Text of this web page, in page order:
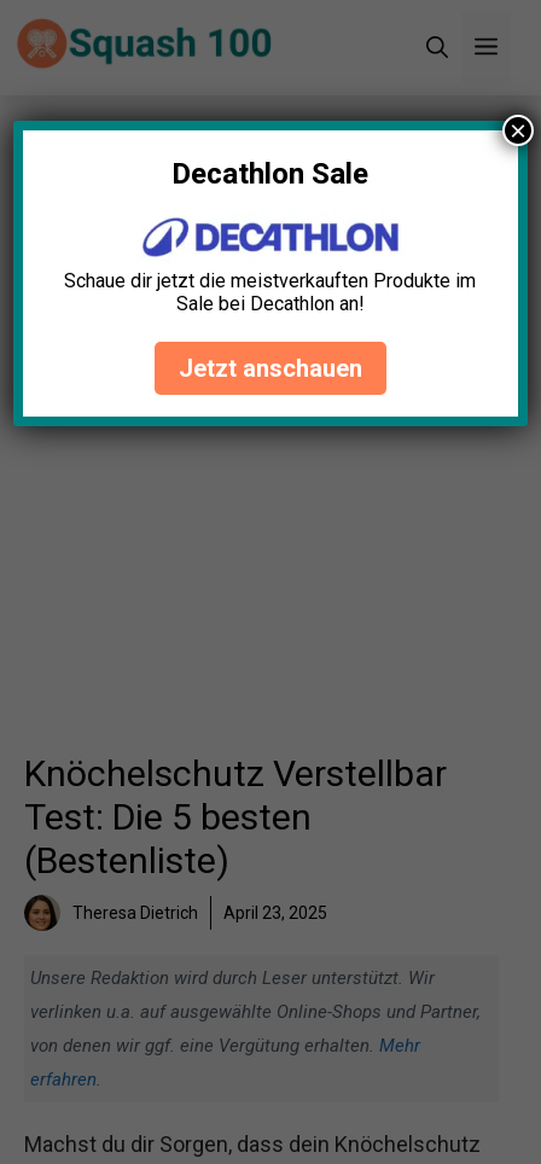
Zum
Inhalt
Startseite»Blog»Knöchelschutz Verstellbar
Test: Die 5 besten (Bestenliste)
Knöchelschutz Verstellbar
Test: Die 5 besten
(Bestenliste)
Theresa Dietrich April 23, 2025
Unsere Redaktion wird durch Leser unterstützt. Wir
verlinken u.a. auf ausgewählte Online-Shops und Partner,
von denen wir ggf. eine Vergütung erhalten. Mehr
erfahren.
Machst du dir Sorgen, dass dein Knöchelschutz
Decathlon Sale
Schaue dir jetzt die meistverkauften Produkte im
Sale bei Decathlon an!
Jetzt anschauen
×